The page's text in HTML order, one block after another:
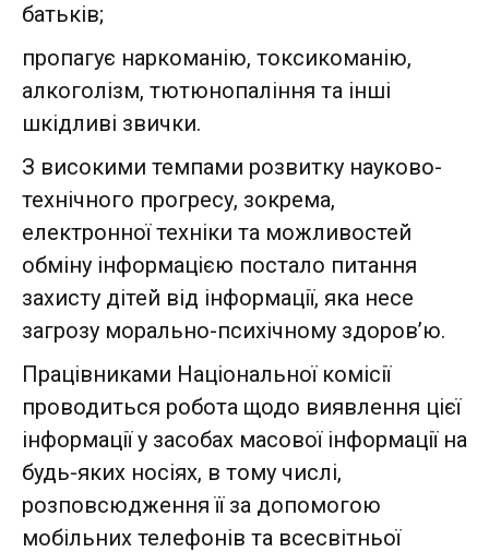
батьків;
пропагує наркоманію, токсикоманію,
алкоголізм, тютюнопаління та інші
шкідливі звички.
З високими темпами розвитку науково-
технічного прогресу, зокрема,
електронної техніки та можливостей
обміну інформацією постало питання
захисту дітей від інформації, яка несе
загрозу морально-психічному здоров’ю.
Працівниками Національної комісії
проводиться робота щодо виявлення цієї
інформації у засобах масової інформації на
будь-яких носіях, в тому числі,
розповсюдження її за допомогою
мобільних телефонів та всесвітньої